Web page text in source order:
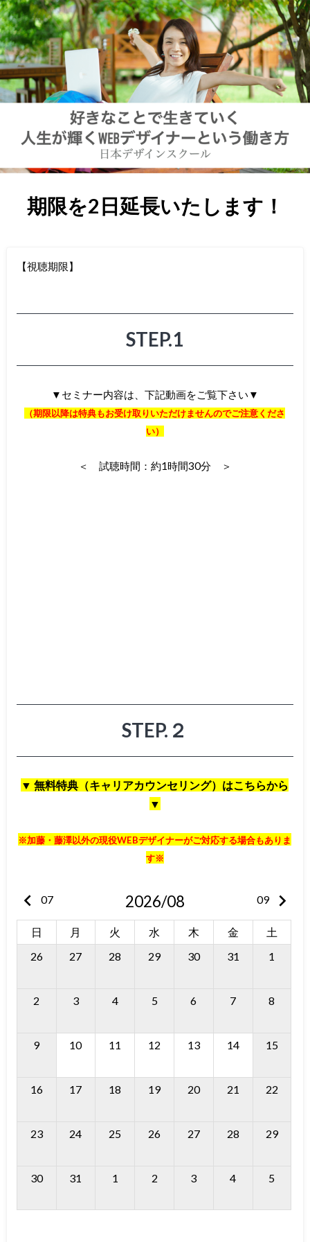
期限を2日延長いたします！
【視聴期限】
STEP.1
▼セミナー内容は、下記動画をご覧下さい▼
（期限以降は特典もお受け取りいただけませんのでご注意くださ
い）
＜ 試聴時間：約1時間30分 ＞
STEP.２
▼ 無料特典（キャリアカウンセリング）はこちらから
▼
※加藤・藤澤以外の現役WEBデザイナーがご対応する場合もありま
す※
keyboard_arrow_left 07 2026/08 09 keyboard_arrow_right
日 月 火 水 木 金
土
26
27 28 29 30 31 1
2 3 4 5 6 7 8
9 10 11 12 13 14 15
16 17 18 19 20 21 22
23 24 25 26 27 28 29
30 31 1 2 3 4 5